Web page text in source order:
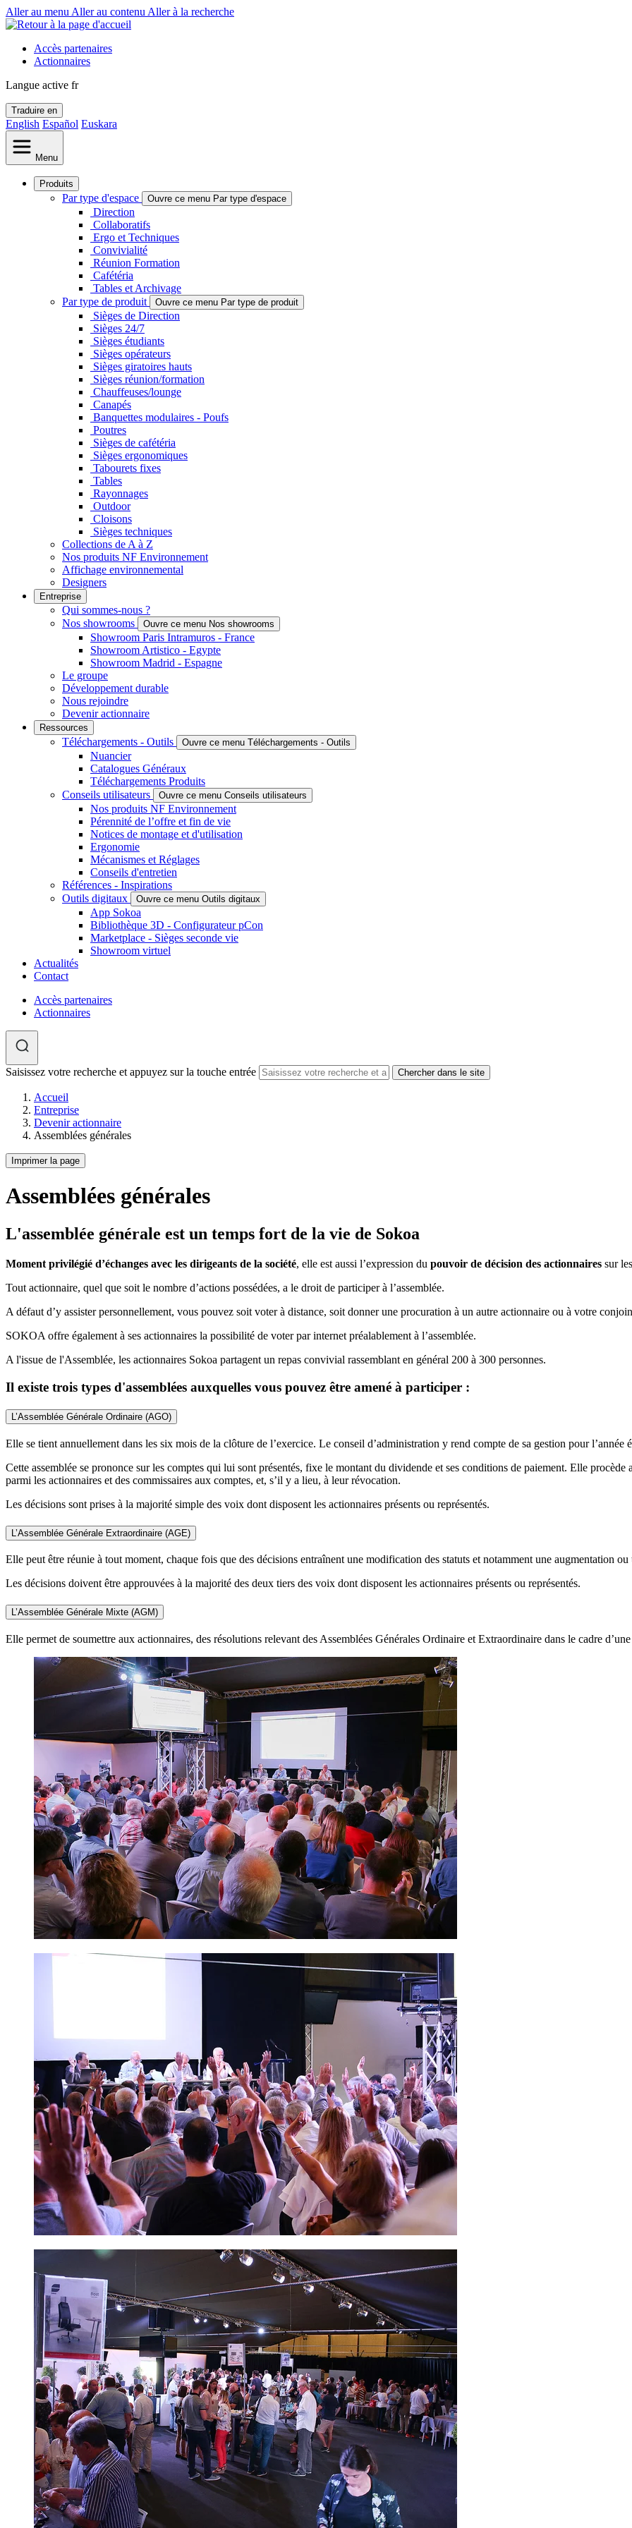
Aller au menu Aller au contenu Aller à la recherche
Accès partenaires
Actionnaires
Langue active fr
Traduire en
English Español Euskara
Menu
Produits
Par type d'espace Ouvre ce menu Par type d'espace
Direction
Collaboratifs
Ergo et Techniques
Convivialité
Réunion Formation
Cafétéria
Tables et Archivage
Par type de produit
Ouvre ce menu Par type de produit
Sièges de Direction
Sièges 24/7
Sièges étudiants
Sièges opérateurs
Sièges giratoires hauts
Sièges réunion/formation
Chauffeuses/lounge
Canapés
Banquettes modulaires - Poufs
Poutres
Sièges de cafétéria
Sièges ergonomiques
Tabourets fixes
Tables
Rayonnages
Outdoor
Cloisons
Sièges techniques
Collections de A à Z
Nos produits NF Environnement
Affichage environnemental
Designers
Entreprise
Qui sommes-nous ?
Nos showrooms
Ouvre ce menu Nos showrooms
Showroom Paris Intramuros - France
Showroom Artistico - Egypte
Showroom Madrid - Espagne
Le groupe
Développement durable
Nous rejoindre
Devenir actionnaire
Ressources
Téléchargements - Outils Ouvre ce menu Téléchargements - Outils
Nuancier
Catalogues Généraux
Téléchargements Produits
Conseils utilisateurs
Ouvre ce menu Conseils utilisateurs
Nos produits NF Environnement
Pérennité de l’offre et fin de vie
Notices de montage et d'utilisation
Ergonomie
Mécanismes et Réglages
Conseils d'entretien
Références - Inspirations
Outils digitaux
Ouvre ce menu Outils digitaux
App Sokoa
Bibliothèque 3D - Configurateur pCon
Marketplace - Sièges seconde vie
Showroom virtuel
Actualités
Contact
Accès partenaires
Actionnaires
Saisissez votre recherche et appuyez sur la touche entrée
Accueil
Entreprise
Devenir actionnaire
Assemblées générales
Imprimer la page
Assemblées générales
L'assemblée générale est un temps fort de la vie de Sokoa
Moment privilégié d’échanges avec les dirigeants de la société, elle est aussi l’expression du pouvoir de décision des actionnaires sur
Tout actionnaire, quel que soit le nombre d’actions possédées, a le droit de participer à l’assemblée.
A défaut d’y assister personnellement, vous pouvez soit voter à distance, soit donner une procuration à un autre actionnaire ou à votre
SOKOA offre également à ses actionnaires la possibilité de voter par internet préalablement à l’assemblée.
A l'issue de l'Assemblée, les actionnaires Sokoa partagent un repas convivial rassemblant en général 200 à 300 personnes.
Il existe trois types d'assemblées auxquelles vous pouvez être amené à participer :
L’Assemblée Générale Ordinaire (AGO)
Elle se tient annuellement dans les six mois de la clôture de l’exercice. Le conseil d’administration y rend compte de sa gestion pour l’année
Cette assemblée se prononce sur les comptes qui lui sont présentés, fixe le montant du dividende et ses conditions de paiement. Elle
parmi les actionnaires et des commissaires aux comptes, et, s’il y a lieu, à leur révocation.
Les décisions sont prises à la majorité simple des voix dont disposent les actionnaires présents ou représentés.
L’Assemblée Générale Extraordinaire (AGE)
Elle peut être réunie à tout moment, chaque fois que des décisions entraînent une modification des statuts et notamment une augmentation
Les décisions doivent être approuvées à la majorité des deux tiers des voix dont disposent les actionnaires présents ou représentés.
L’Assemblée Générale Mixte (AGM)
Elle permet de soumettre aux actionnaires, des résolutions relevant des Assemblées Générales Ordinaire et Extraordinaire dans le cadre